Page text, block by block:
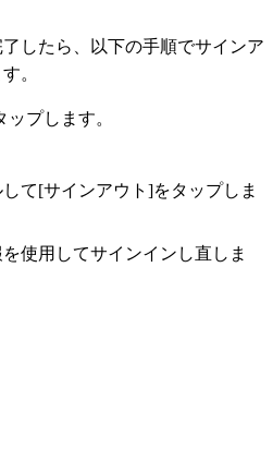
したら、以下の手順でサインア
。
ップします。
て[サインアウト]をタップしま
使用してサインインし直しま